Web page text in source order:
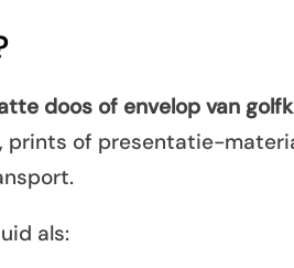
doos of envelop van
prints of presentatie-
als: